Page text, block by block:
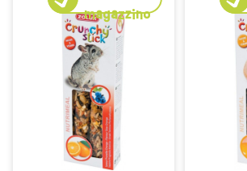
magazzino